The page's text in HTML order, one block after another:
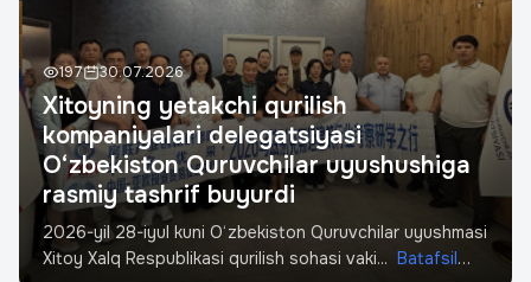
Loyiha manzili
So'rov yuborish
197 30.07.2026
Xitoyning yetakchi qurilish
kompaniyalari delegatsiyasi
O‘zbekiston Quruvchilar uyushushiga
rasmiy tashrif buyurdi
2026-yil 28-iyul kuni O‘zbekiston Quruvchilar uyushmasi
Xitoy Xalq Respublikasi qurilish sohasi vaki... Batafsil